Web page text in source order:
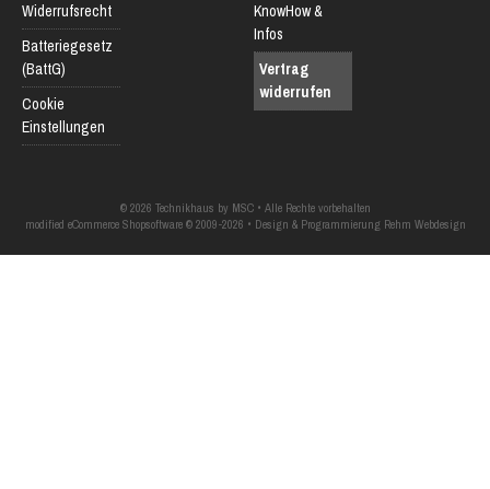
Widerrufsrecht
Batteriegesetz
(BattG)
Cookie
Einstellungen
KnowHow &
Infos
Vertrag
widerrufen
© 2026 Technikhaus by MSC • Alle Rechte vorbehalten
modified eCommerce Shopsoftware © 2009-2026 • Design & Programmierung Rehm Webdesign